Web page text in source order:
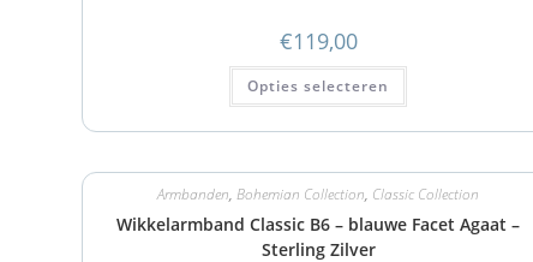
€119,00
Opties selecteren
Armbanden,Bohemian Collection, Classic Collection
Wikkelarmband Classic B6 – blauwe Facet Agaat –
Sterling Zilver